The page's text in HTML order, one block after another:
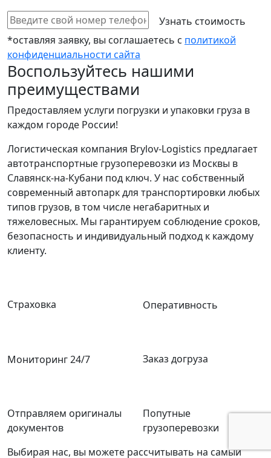
*оставляя заявку, вы соглашаетесь с политикой
конфиденциальности сайта
Воспользуйтесь нашими
преимуществами
Предоставляем услуги погрузки и упаковки груза в
каждом городе России!
Логистическая компания Brylov-Logistics предлагает
автотранспортные грузоперевозки из Москвы в
Славянск-на-Кубани под ключ. У нас собственный
современный автопарк для транспортировки любых
типов грузов, в том числе негабаритных и
тяжеловесных. Мы гарантируем соблюдение сроков,
безопасность и индивидуальный подход к каждому
клиенту.
Страховка Оперативность
Мониторинг 24/7 Заказ догруза
Отправляем оригиналы
документов
Попутные
грузоперевозки
Выбирая нас, вы можете рассчитывать на самый